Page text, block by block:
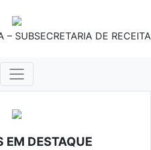
– SUBSECRETARIA DE RECEITA
EM DESTAQUE